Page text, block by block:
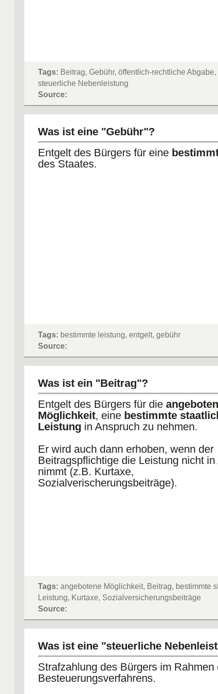
Tags: Beitrag, Gebühr, öffentlich-rechtliche Abgabe,
steuerliche Nebenleistung
Source:
Was ist eine "Gebühr"?
Entgelt des Bürgers für eine
des Staates.
Tags: bestimmte leistung, entgelt, gebühr
Source:
Was ist ein "Beitrag"?
Entgelt des Bürgers für die
Möglichkeit, eine bestimmte
Leistung in Anspruch zu nehmen.
Er wird auch dann erhoben, wenn der
Beitragspflichtige die Leistung nicht in
nimmt (z.B. Kurtaxe,
Sozialverischerungsbeiträge).
Tags: angebotene Möglichkeit, Beitrag, bestimmte
Leistung, Kurtaxe, Sozialversicherungsbeiträge
Source:
Was ist eine "steuerliche
Strafzahlung des Bürgers im Rahmen
Besteuerungsverfahrens.